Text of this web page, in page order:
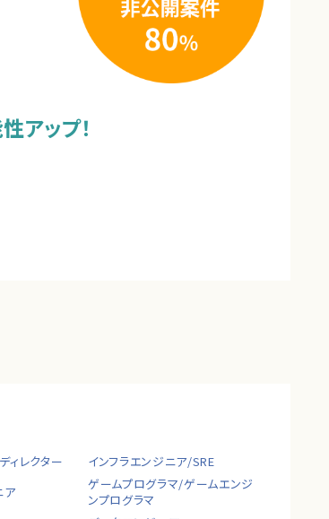
アップ！
ィレクター
インフラエンジニア/SRE
ア
ゲームプログラマ/ゲームエンジ
ンプログラマ